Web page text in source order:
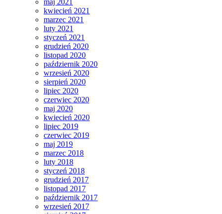
maj 2021
kwiecień 2021
marzec 2021
luty 2021
styczeń 2021
grudzień 2020
listopad 2020
październik 2020
wrzesień 2020
sierpień 2020
lipiec 2020
czerwiec 2020
maj 2020
kwiecień 2020
lipiec 2019
czerwiec 2019
maj 2019
marzec 2018
luty 2018
styczeń 2018
grudzień 2017
listopad 2017
październik 2017
wrzesień 2017